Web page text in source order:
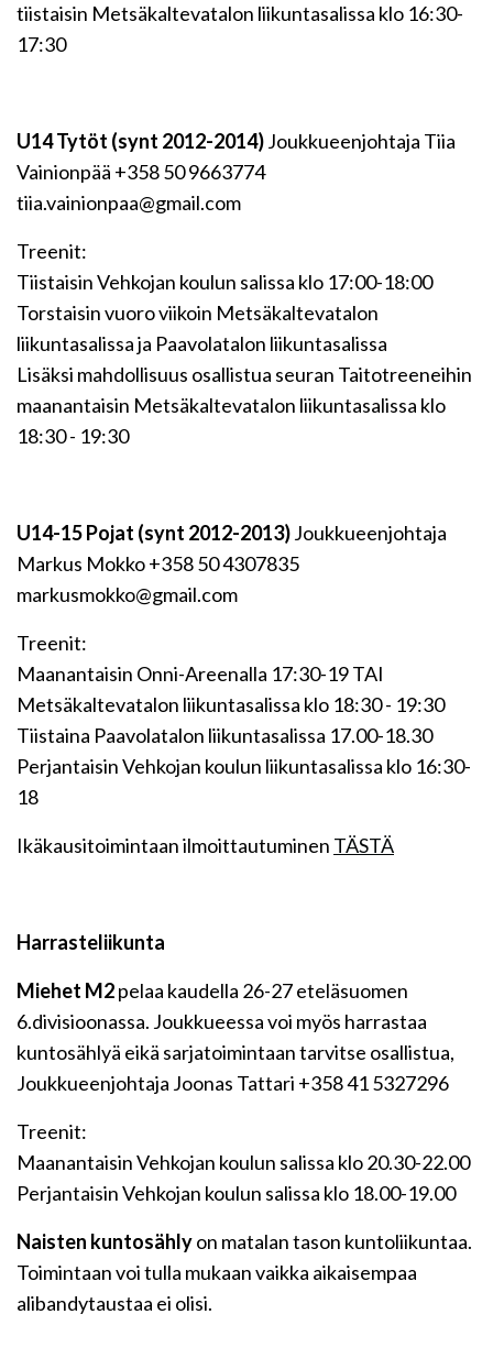
tiistaisin Metsäkaltevatalon liikuntasalissa klo 16:30-
17:30
U14 Tytöt (synt 2012-2014)Joukkueenjohtaja Tiia
Vainionpää +358 50 9663774
tiia.vainionpaa@gmail.com
Treenit:
Tiistaisin Vehkojan koulun salissa klo 17:00-18:00
Torstaisin vuoro viikoin Metsäkaltevatalon
liikuntasalissa ja Paavolatalon liikuntasalissa
Lisäksi mahdollisuus osallistua seuran Taitotreeneihin
maanantaisin Metsäkaltevatalon liikuntasalissa klo
18:30 - 19:30
U14-15 Pojat (synt 2012-2013)Joukkueenjohtaja
Markus Mokko +358 50 4307835
markusmokko@gmail.com
Treenit:
Maanantaisin Onni-Areenalla 17:30-19 TAI
Metsäkaltevatalon liikuntasalissa klo 18:30 - 19:30
Tiistaina Paavolatalon liikuntasalissa 17.00-18.30
Perjantaisin Vehkojan koulun liikuntasalissa klo 16:30-
18
Ikäkausitoimintaan ilmoittautuminen TÄSTÄ
Harrasteliikunta
Miehet M2pelaa kaudella 26-27 eteläsuomen
6.divisioonassa. Joukkueessa voi myös harrastaa
kuntosählyä eikä sarjatoimintaan tarvitse osallistua,
Joukkueenjohtaja Joonas Tattari +358 41 5327296
Treenit:
Maanantaisin Vehkojan koulun salissa klo 20.30-22.00
Perjantaisin Vehkojan koulun salissa klo 18.00-19.00
Naisten kuntosählyon matalan tason kuntoliikuntaa.
Toimintaan voi tulla mukaan vaikka aikaisempaa
alibandytaustaa ei olisi.